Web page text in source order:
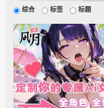
综合 标签 标题